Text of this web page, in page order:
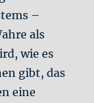
–
als
wie es
gibt, das
eine